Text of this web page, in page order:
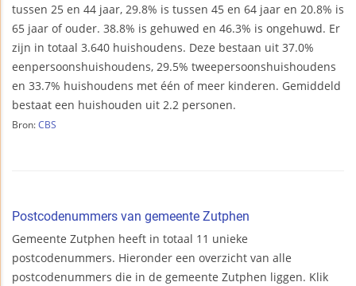
tussen 25 en 44 jaar, 29.8% is tussen 45 en 64 jaar en 20.8% is
65 jaar of ouder. 38.8% is gehuwed en 46.3% is ongehuwd. Er
zijn in totaal 3.640 huishoudens. Deze bestaan uit 37.0%
eenpersoonshuishoudens, 29.5% tweepersoonshuishoudens
en 33.7% huishoudens met één of meer kinderen. Gemiddeld
bestaat een huishouden uit 2.2 personen.
Bron: CBS
Postcodenummers van gemeente Zutphen
Gemeente Zutphen heeft in totaal 11 unieke
postcodenummers. Hieronder een overzicht van alle
postcodenummers die in de gemeente Zutphen liggen. Klik